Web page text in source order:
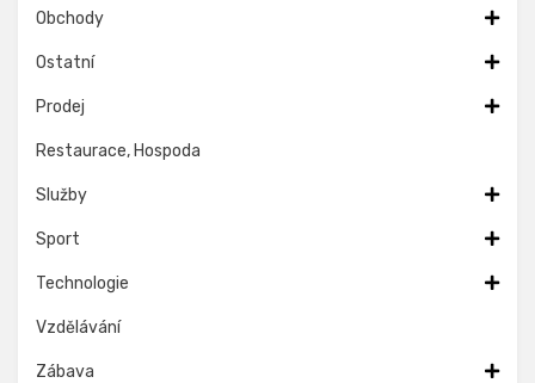
Obchody
Ostatní
Prodej
Restaurace, Hospoda
Služby
Sport
Technologie
Vzdělávání
Zábava